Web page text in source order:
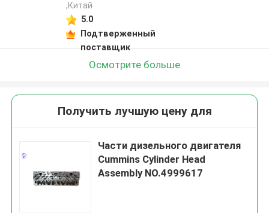
,Китай
5.0
Подтверженный
поставщик
Осмотрите больше
Получить лучшую цену для
Части дизельного двигателя
Cummins Cylinder Head
Assembly NO.4999617